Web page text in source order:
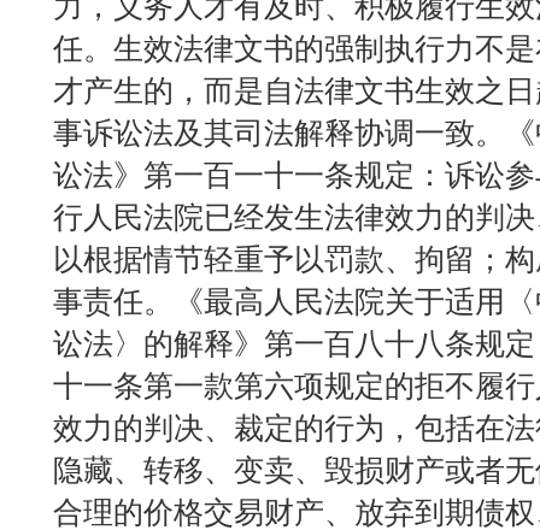
任。生效法律文书的强制执行力不
才产生的，而是自法律文书生效之
事诉讼法及其司法解释协调一致。
讼法》第一百一十一条规定：诉讼
行人民法院已经发生法律效力的判
以根据情节轻重予以罚款、拘留；
事责任。《最高人民法院关于适用
讼法〉的解释》第一百八十八条规
十一条第一款第六项规定的拒不履
效力的判决、裁定的行为，包括在
隐藏、转移、变卖、毁损财产或者
合理的价格交易财产、放弃到期债